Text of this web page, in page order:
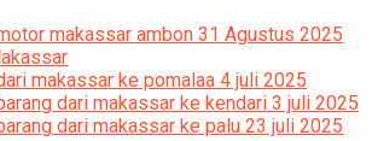
makassar ambon 31 Agustus 2025
makassar ke pomalaa 4 juli 2025
dari makassar ke kendari 3 juli 2025
dari makassar ke palu 23 juli 2025